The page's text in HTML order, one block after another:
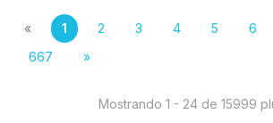
« 1 2 3 4 5 6
667
»
Mostrando 1 - 24 de 15999